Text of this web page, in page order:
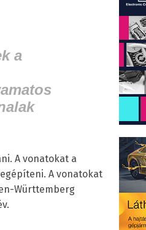
a
A vonatokat a
A vonatokat
Württemberg